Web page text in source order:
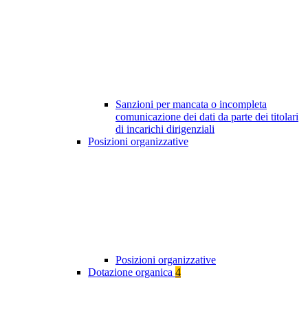
Sanzioni per mancata o incompleta
comunicazione dei dati da parte dei titolari
di incarichi dirigenziali
Posizioni organizzative
Posizioni organizzative
Dotazione organica 4